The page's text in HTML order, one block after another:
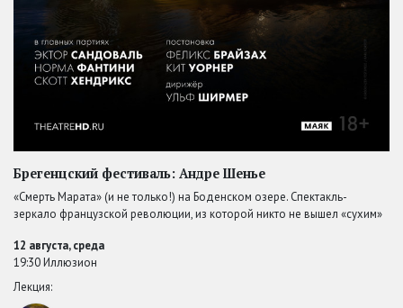
Брегенцский фестиваль: Андре Шенье
«Смерть Марата» (и не только!) на Боденском озере. Спектакль-
зеркало французской революции, из которой никто не вышел «сухим»
12 августа, среда
19:30 Иллюзион
Лекция: